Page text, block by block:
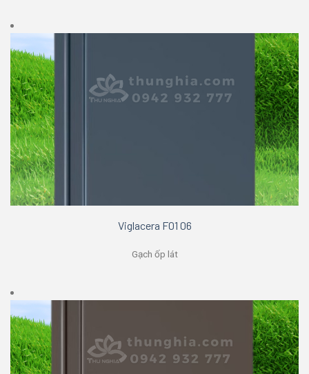
Viglacera F01 06
Gạch ốp lát